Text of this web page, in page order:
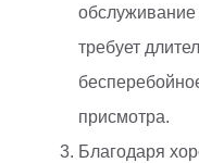
обслуживание
требует
присмотра.
Благодаря